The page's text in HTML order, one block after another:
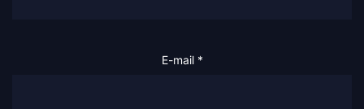
E-mail *